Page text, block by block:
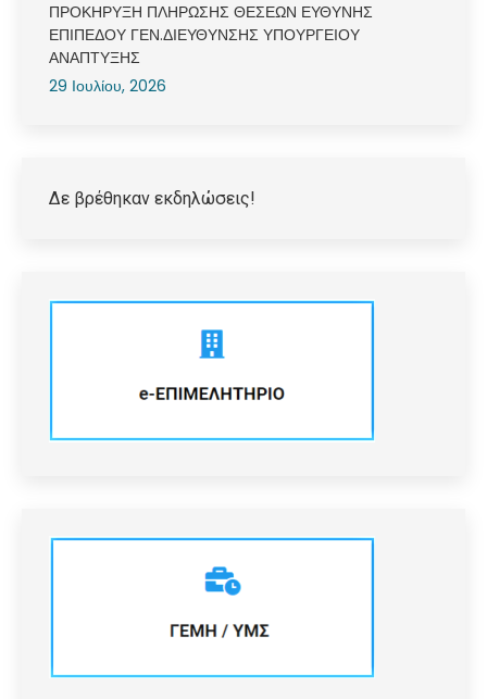
ΠΡΟΚΗΡΥΞΗ ΠΛΗΡΩΣΗΣ ΘΕΣΕΩΝ ΕΥΘΥΝΗΣ
ΕΠΙΠΕΔΟΥ ΓΕΝ.ΔΙΕΥΘΥΝΣΗΣ ΥΠΟΥΡΓΕΙΟΥ
ΑΝΑΠΤΥΞΗΣ
29 Ιουλίου, 2026
Δε βρέθηκαν εκδηλώσεις!